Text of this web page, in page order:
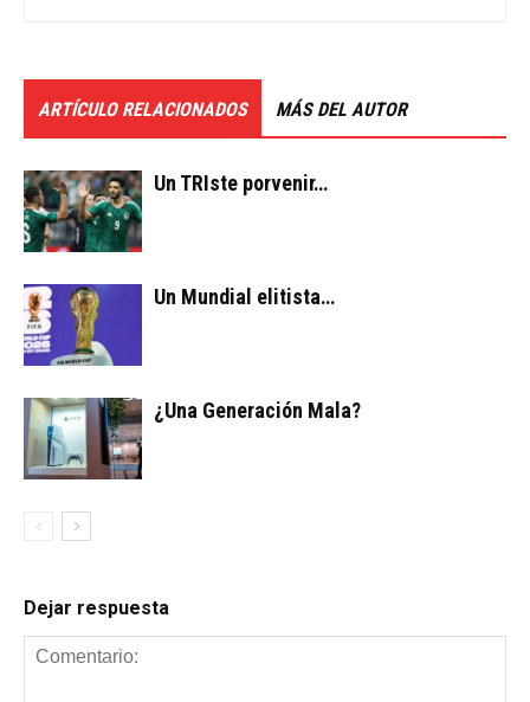
ARTÍCULO RELACIONADOS MÁS DEL AUTOR
Un TRIste porvenir…
Un Mundial elitista…
¿Una Generación Mala?
Dejar respuesta